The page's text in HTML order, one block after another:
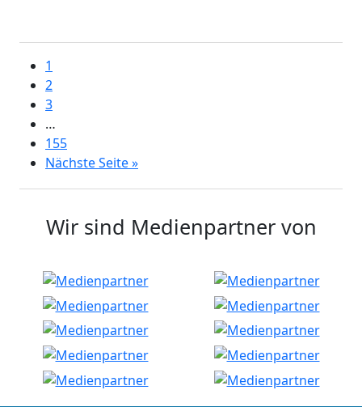
1
2
3
…
155
Nächste Seite »
Wir sind Medienpartner von